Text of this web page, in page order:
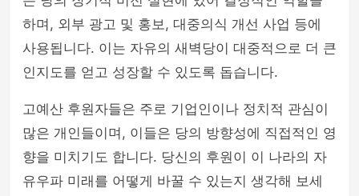
하며, 외부 광고 및 홍보, 대중의식 개선 사업 등에
사용됩니다. 이는 자유의 새벽당이 대중적으로 더 큰
인지도를 얻고 성장할 수 있도록 돕습니다.
고예산 후원자들은 주로 기업인이나 정치적 관심이
많은 개인들이며, 이들은 당의 방향성에 직접적인 영
향을 미치기도 합니다. 당신의 후원이 이 나라의 자
유우파 미래를 어떻게 바꿀 수 있는지 생각해 보세